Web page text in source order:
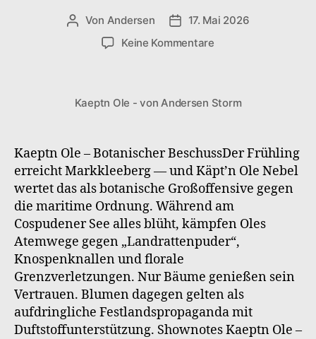
Beitragsautor
Von Andersen Veröffentlichungsdatum
17. Mai 2026
Keine Kommentarezu
S2F3
Kaeptn Ole - von Andersen Storm
Kaeptn Ole – Botanischer BeschussDer Frühling
erreicht Markkleeberg — und Käpt’n Ole Nebel
wertet das als botanische Großoffensive gegen
die maritime Ordnung. Während am
Cospudener See alles blüht, kämpfen Oles
Atemwege gegen „Landrattenpuder“,
Knospenknallen und florale
Grenzverletzungen. Nur Bäume genießen sein
Vertrauen. Blumen dagegen gelten als
aufdringliche Festlandspropaganda mit
Duftstoffunterstützung. Shownotes Kaeptn Ole –